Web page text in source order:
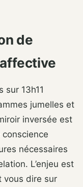
de
sur 13h11
jumelles et
inversée est
nécessaires
L’enjeu est
vous dire sur